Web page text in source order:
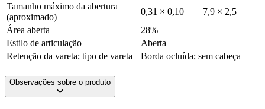
Tamanho máximo da abertura
(aproximado)
0,31 × 0,10
7,9 × 2,5
Área aberta
28%
Estilo de articulação
Aberta
Retenção da vareta; tipo de vareta
Borda ocluída; sem cabeça
Observações sobre o produto